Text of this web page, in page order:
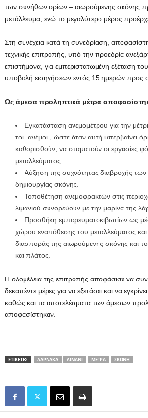
των συνήθων ορίων – αιωρούμενης σκόνης
μετάλλευμα, ενώ το μεγαλύτερο μέρος
Στη συνέχεια κατά τη συνεδρίαση,
τεχνικής επιτροπής, υπό την προεδρία
επιστήμονα, για εμπεριστατωμένη εξέταση
υποβολή εισηγήσεων εντός 15 ημερών προς
Ως άμεσα προληπτικά μέτρα
Εγκατάσταση ανεμομέτρου για την
του ανέμου, ώστε όταν αυτή υπερβαίνει
καθορισθούν, να σταματούν οι εργασίες
μεταλλεύματος.
Αύξηση της συχνότητας διαβροχής
δημιουργίας σκόνης.
Τοποθέτηση ανεμοφρακτών στις
λιμανιού συνορεύουν με την μαρίνα της
Προσθήκη εμπορευματοκιβωτίων ως
χώρου εναπόθεσης του μεταλλεύματος
διασποράς της αιωρούμενης σκόνης και
και πλάτος.
Η ολομέλεια της επιτροπής αποφάσισε να
δεκαπέντε μέρες για να εξετάσει και να εγκρίνει
καθώς και τα αποτελέσματα των άμεσων
αποφασίστηκαν.
ΕΤΙΚΕΤΕΣ ΛΆΡΝΑΚΑ ΛΙΜΆΝΙ ΜΈΤΡΑ ΣΚΌΝΗ